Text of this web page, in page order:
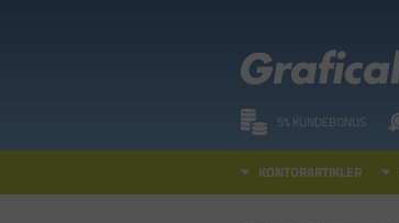
5% KUNDEBONUS
KONTORARTIKLER